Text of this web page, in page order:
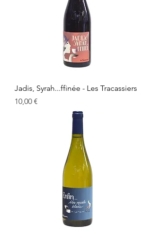
Jadis, Syrah...ffinée - Les Tracassiers
Prix
10,00 €